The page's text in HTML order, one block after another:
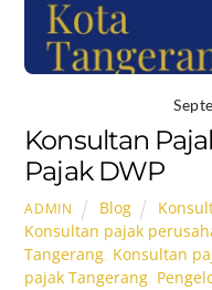
Konsultan
Pajak DWP
ADMIN Blog
Konsultan pajak
Tangerang Konsultan
pajak Tangerang